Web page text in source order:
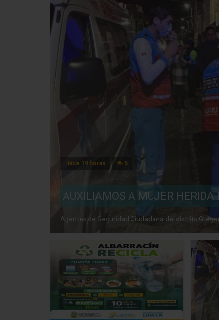
Hace 19 horas 5
AUXILIAMOS A MUJER HERIDA
Agentes de Seguridad Ciudadana del distrito